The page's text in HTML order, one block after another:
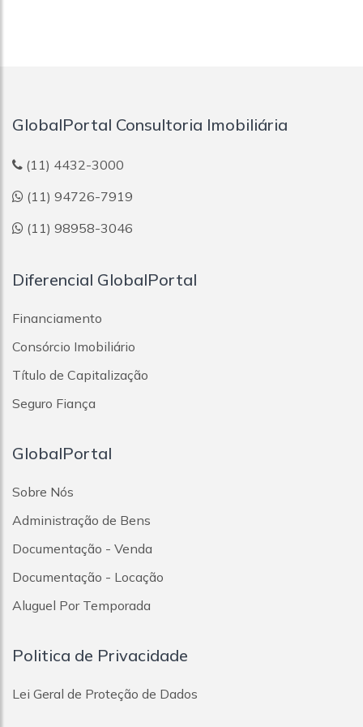
GlobalPortal Consultoria Imobiliária
(11) 4432-3000
(11) 94726-7919
(11) 98958-3046
Diferencial GlobalPortal
Financiamento
Consórcio Imobiliário
Título de Capitalização
Seguro Fiança
GlobalPortal
Sobre Nós
Administração de Bens
Documentação - Venda
Documentação - Locação
Aluguel Por Temporada
Politica de Privacidade
Lei Geral de Proteção de Dados